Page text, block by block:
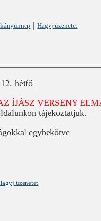
|Hagyj üzenetet
hétfő
ÍJÁSZ VERSENY
tájékoztatjuk.
egybekötve
üzenetet